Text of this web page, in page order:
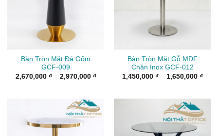
Bàn Tròn Mặt Đá Gốm
GCF-009
2,670,000 ₫ – 2,970,000 ₫Khoảng
2,970,000 ₫
Bàn Tròn Mặt Gỗ MDF
Chân Inox GCF-012
1,450,000 ₫ – 1,650,000 ₫